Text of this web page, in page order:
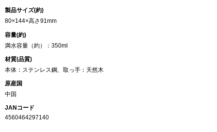
製品サイズ(約)
80×144×高さ91mm
容量(約)
満水容量（約）：350ml
材質(品質)
本体：ステンレス鋼、取っ手：天然木
原産国
中国
JANコード
4560464297140